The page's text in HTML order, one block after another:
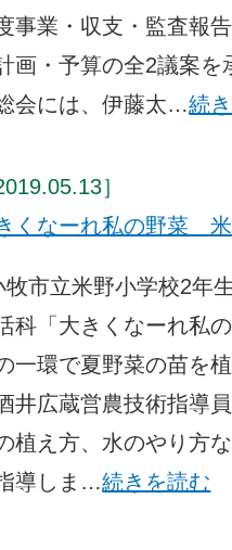
事業・収支・監査報
画・予算の全2議案を
会には、伊藤太…続
］
くなーれ私の野菜
牧市立米野小学校2年
科「大きくなーれ私
一環で夏野菜の苗を
井広蔵営農技術指導
植え方、水のやり方
導しま…続きを読む